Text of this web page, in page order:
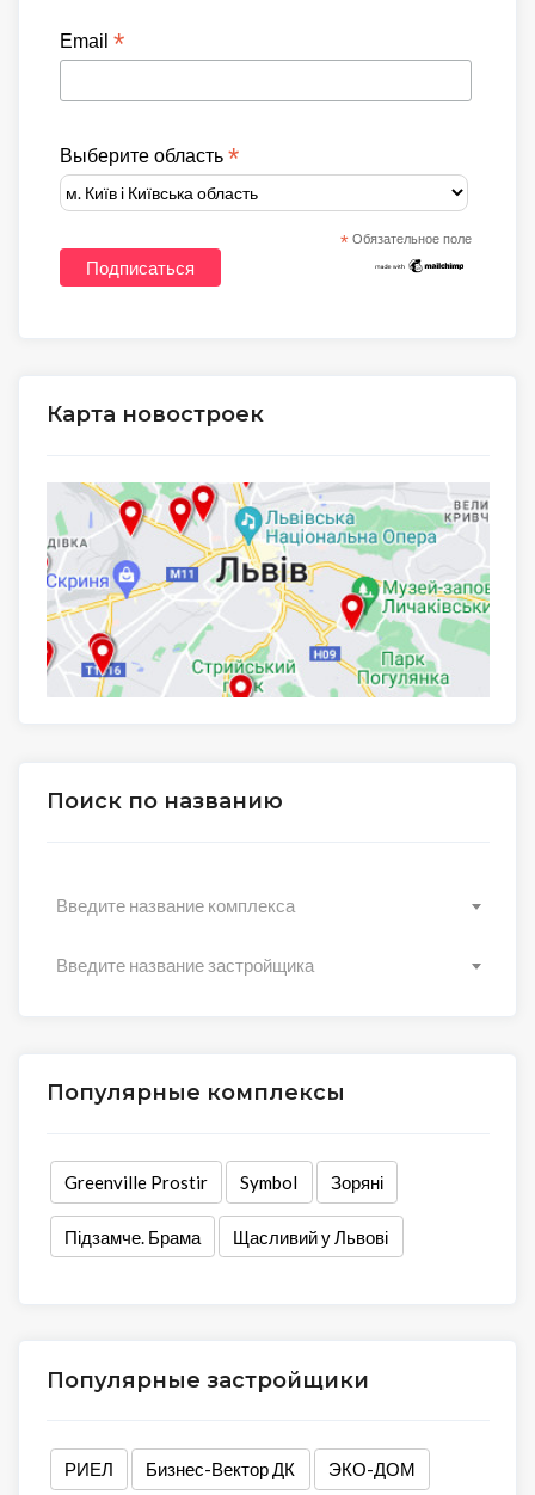
Email *
Выберите область *
* Обязательное поле
Карта новостроек
Поиск по названию
Введите название комплекса
Введите название застройщика
Популярные комплексы
Greenville Prostir Symbol Зоряні
Підзамче. Брама Щасливий у Львові
Популярные застройщики
РИЕЛ Бизнес-Вектор ДК ЭКО-ДОМ